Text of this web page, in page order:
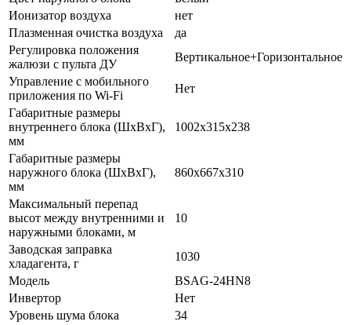
Ионизатор воздуха
нет
Плазменная очистка воздуха
да
Регулировка положения
жалюзи с пульта ДУ
Вертикальное+Горизонтальное
Управление c мобильного
приложения по Wi-Fi
Нет
Габаритные размеры
внутреннего блока (ШхВхГ),
мм
1002х315х238
Габаритные размеры
наружного блока (ШхВхГ),
мм
860х667х310
Максимальный перепад
высот между внутренними и
наружными блоками, м
10
Заводская заправка
хладагента, г
1030
Модель
BSAG-24HN8
Инвертор
Нет
Уровень шума блока
34